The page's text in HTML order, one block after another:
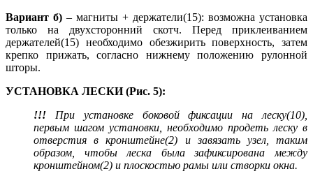
Вариант б) – магниты + держатели(15): возможна установка
только на двухсторонний скотч. Перед приклеиванием
держателей(15) необходимо обезжирить поверхность, затем
крепко прижать, согласно нижнему положению рулонной
шторы.
УСТАНОВКА ЛЕСКИ (Рис. 5):
!!! При установке боковой фиксации на леску(10),
первым шагом установки, необходимо продеть леску в
отверстия в кронштейне(2) и завязать узел, таким
образом, чтобы леска была зафиксирована между
кронштейном(2) и плоскостью рамы или створки окна.